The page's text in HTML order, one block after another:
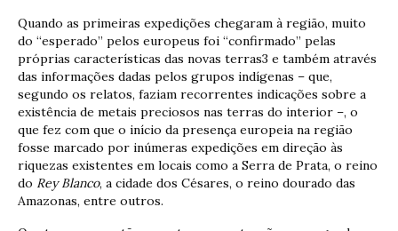
Quando as primeiras expedições chegaram à região, muito
do “esperado” pelos europeus foi “confirmado” pelas
próprias características das novas terras3 e também através
das informações dadas pelos grupos indígenas – que,
segundo os relatos, faziam recorrentes indicações sobre a
existência de metais preciosos nas terras do interior –, o
que fez com que o início da presença europeia na região
fosse marcado por inúmeras expedições em direção às
riquezas existentes em locais como a Serra de Prata, o reino
do Rey Blanco, a cidade dos Césares, o reino dourado das
Amazonas, entre outros.